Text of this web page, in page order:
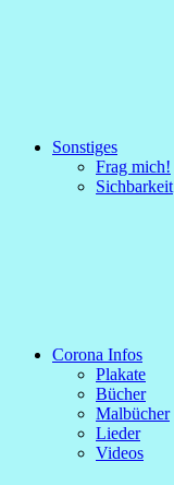
Sonstiges
Frag mich!
Sichbarkeit
Corona Infos
Plakate
Bücher
Malbücher
Lieder
Videos